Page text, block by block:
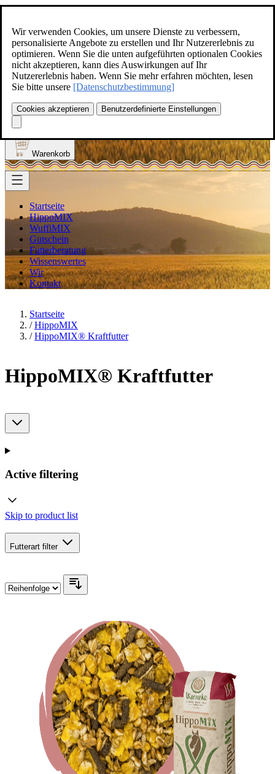
Wir verwenden Cookies, um unsere Dienste zu verbessern,
personalisierte Angebote zu erstellen und Ihr Nutzererlebnis zu
optimieren. Wenn Sie die unten aufgeführten optionalen Cookies
nicht akzeptieren, kann dies Auswirkungen auf Ihr
Nutzererlebnis haben. Wenn Sie mehr erfahren möchten, lesen
Sie bitte unsere [Datenschutzbestimmung]
Cookies akzeptieren Benutzerdefinierte Einstellungen
Zum Inhalt springen
+49(0)5129-308
Produkt finden
0
Warenkorb
Startseite
HippoMIX
WuffiMIX
Gutschein
Futterberatung
Wissenswertes
Wir
Kontakt
Startseite
/ HippoMIX
/ HippoMIX® Kraftfutter
HippoMIX® Kraftfutter
Active filtering
Skip to product list
Futterart filter